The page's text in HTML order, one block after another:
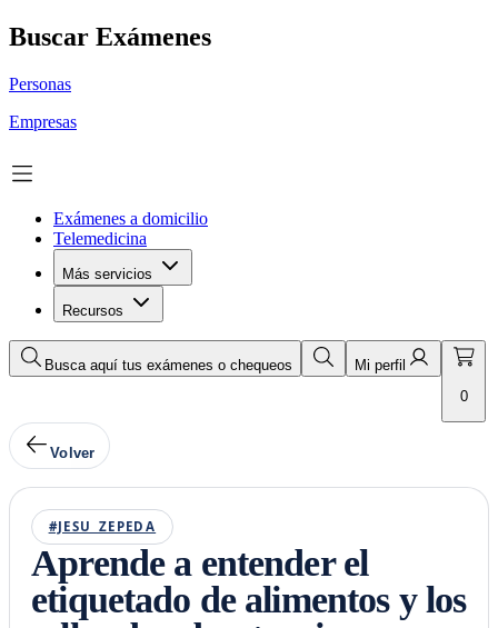
Buscar Exámenes
Personas
Empresas
Exámenes a domicilio
Telemedicina
Más servicios
Recursos
Busca aquí tus exámenes o chequeos
Mi perfil
0
Volver
#JESU_ZEPEDA
Aprende a entender el
etiquetado de alimentos y los